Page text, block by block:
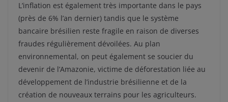
L’inflation est également très importante dans le pays
(près de 6% l’an dernier) tandis que le système
bancaire brésilien reste fragile en raison de diverses
fraudes régulièrement dévoilées. Au plan
environnemental, on peut également se soucier du
devenir de l’Amazonie, victime de déforestation liée au
développement de l’industrie brésilienne et de la
création de nouveaux terrains pour les agriculteurs.